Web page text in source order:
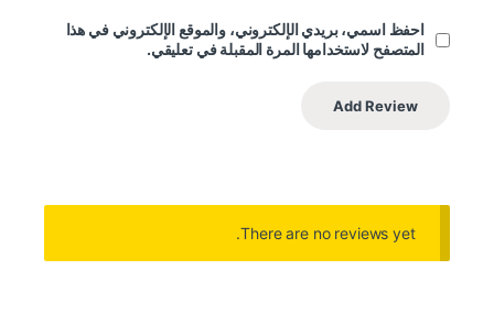
احفظ اسمي، بريدي الإلكتروني، والموقع الإلكتروني في هذا
المتصفح لاستخدامها المرة المقبلة في تعليقي.
There are no reviews yet.